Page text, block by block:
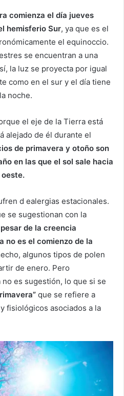
comienza el día jueves
hemisferio Sur, ya que es el
el equinoccio.
se encuentran a una
la luz se proyecta por igual
como en el sur y el día tiene
noche.
el eje de la Tierra está
alejado de él durante el
de primavera y otoño son
en las que el sol sale hacia
d ealergias estacionales.
se sugestionan con la
de la creencia
no es el comienzo de la
algunos tipos de polen
de enero. Pero
es sugestión, lo que si se
que se refiere a
fisiológicos asociados a la